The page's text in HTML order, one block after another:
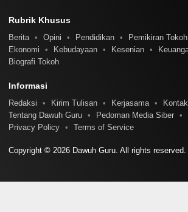
Rubrik Khusus
Berita Opini Pendidikan Pemikiran Tokoh
Ekonomi
Kebudayaan Kesenian
Biografi Tokoh
Informasi
Redaksi Kirim Tulisan Kerjasama
Kontak
Tentang Dawuh Guru
Pedoman Media Siber
Privacy Policy
Terms of Service
Copyright © 2026 Dawuh Guru. All rights reserved.